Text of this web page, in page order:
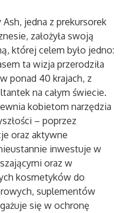
Ash, jedna z prekursorek
założyła swoją
której celem było jedno:
ta wizja przerodziła
ponad 40 krajach, z
na całym świecie.
kobietom narzędzia
– poprzez
oraz aktywne
inwestuje w
oraz w
kosmetyków do
suplementów
się w ochronę